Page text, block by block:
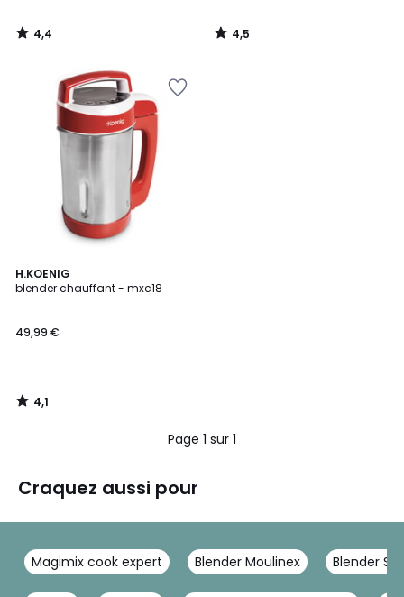
4,4
/
4,5
/
H.KOENIG
blender chauffant - mxc18
49,99 €
4,1
/ 5
4,1
/
Page 1 sur 1
Craquez aussi pour
Magimix cook expert Blender Moulinex Blender